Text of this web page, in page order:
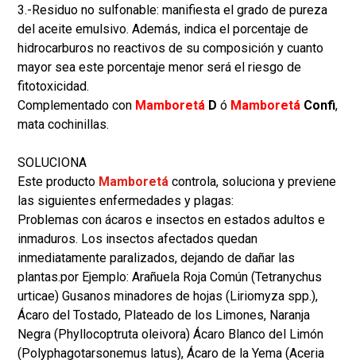
3.-Residuo no sulfonable: manifiesta el grado de pureza
del aceite emulsivo. Además, indica el porcentaje de
hidrocarburos no reactivos de su composición y cuanto
mayor sea este porcentaje menor será el riesgo de
fitotoxicidad.
Complementado con Mamboretá Dó Mamboretá Confi,
mata cochinillas.
SOLUCIONA
Este producto Mamboretá controla, soluciona y previene
las siguientes enfermedades y plagas:
Problemas con ácaros e insectos en estados adultos e
inmaduros. Los insectos afectados quedan
inmediatamente paralizados, dejando de dañar las
plantas.por Ejemplo: Arañuela Roja Común (Tetranychus
urticae) Gusanos minadores de hojas (Liriomyza spp.),
Ácaro del Tostado, Plateado de los Limones, Naranja
Negra (Phyllocoptruta oleivora) Ácaro Blanco del Limón
(Polyphagotarsonemus latus), Ácaro de la Yema (Aceria